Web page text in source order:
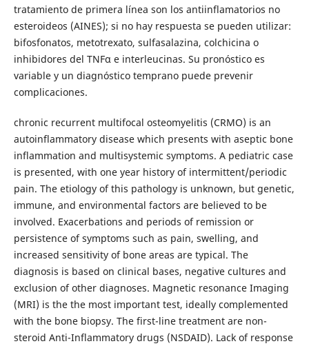
tratamiento de primera línea son los antiinflamatorios no
esteroideos (AINES); si no hay respuesta se pueden utilizar:
bifosfonatos, metotrexato, sulfasalazina, colchicina o
inhibidores del TNFα e interleucinas. Su pronóstico es
variable y un diagnóstico temprano puede prevenir
complicaciones.
chronic recurrent multifocal osteomyelitis (CRMO) is an
autoinflammatory disease which presents with aseptic bone
inflammation and multisystemic symptoms. A pediatric case
is presented, with one year history of intermittent/periodic
pain. The etiology of this pathology is unknown, but genetic,
immune, and environmental factors are believed to be
involved. Exacerbations and periods of remission or
persistence of symptoms such as pain, swelling, and
increased sensitivity of bone areas are typical. The
diagnosis is based on clinical bases, negative cultures and
exclusion of other diagnoses. Magnetic resonance Imaging
(MRI) is the the most important test, ideally complemented
with the bone biopsy. The first-line treatment are non-
steroid Anti-Inflammatory drugs (NSDAID). Lack of response